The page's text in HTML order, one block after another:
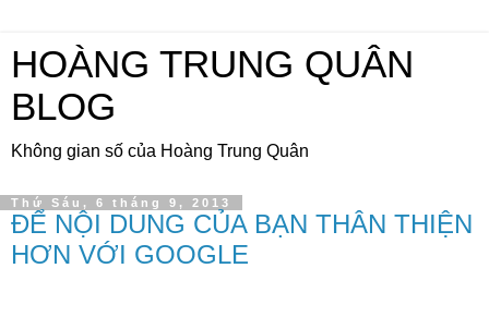
HOÀNG TRUNG QUÂN
BLOG
Không gian số của Hoàng Trung Quân
Thứ Sáu, 6 tháng 9, 2013
ĐỂ NỘI DUNG CỦA BẠN THÂN THIỆN
HƠN VỚI GOOGLE